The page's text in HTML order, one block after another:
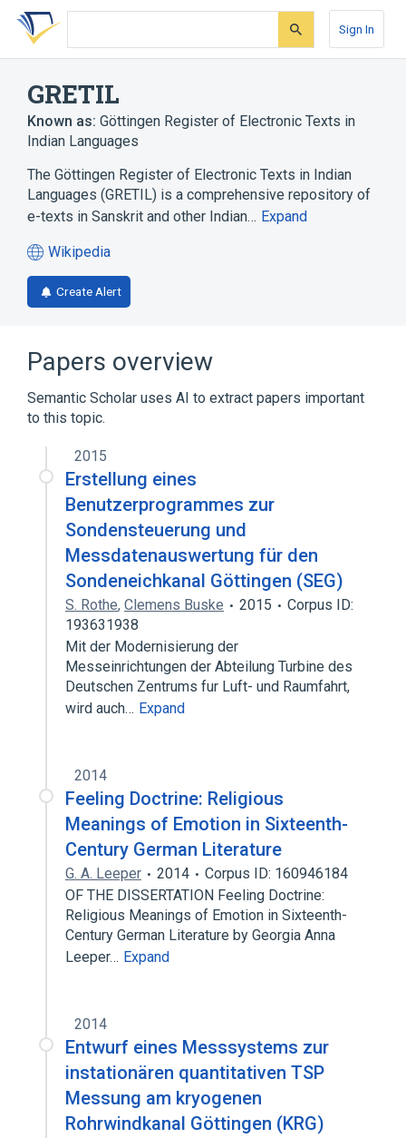
Skip
search
Skip
Skip
account
Sign In
GRETIL
Known as: Göttingen Register of Electronic Texts in
Indian Languages
The Göttingen Register of Electronic Texts in Indian
Languages (GRETIL) is a comprehensive repository of
e-texts in Sanskrit and other Indian… Expand
Wikipedia
(opens
in
a
Create Alert
Papers overview
Semantic Scholar uses AI to extract papers important
to this topic.
2015
Erstellung eines
Benutzerprogrammes zur
Sondensteuerung und
Messdatenauswertung für den
Sondeneichkanal Göttingen (SEG)
S. Rothe, Clemens Buske 2015
Corpus ID:
193631938
Mit der Modernisierung der
Messeinrichtungen der Abteilung Turbine des
Deutschen Zentrums fur Luft- und Raumfahrt,
wird auch… Expand
2014
Feeling Doctrine: Religious
Meanings of Emotion in Sixteenth-
Century German Literature
G. A. Leeper 2014
Corpus ID: 160946184
OF THE DISSERTATION Feeling Doctrine:
Religious Meanings of Emotion in Sixteenth-
Century German Literature by Georgia Anna
Leeper… Expand
2014
Entwurf eines Messsystems zur
instationären quantitativen TSP
Messung am kryogenen
Rohrwindkanal Göttingen (KRG)